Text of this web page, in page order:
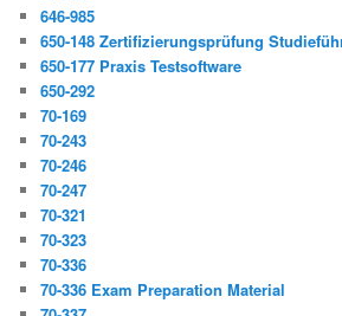
646-985
650-148 Zertifizierungsprüfung
650-177 Praxis Testsoftware
650-292
70-169
70-243
70-246
70-247
70-321
70-323
70-336
70-336 Exam Preparation Material